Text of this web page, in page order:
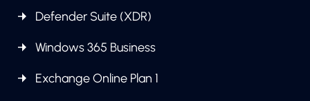
Defender Suite (XDR)
Windows 365 Business
Exchange Online Plan 1